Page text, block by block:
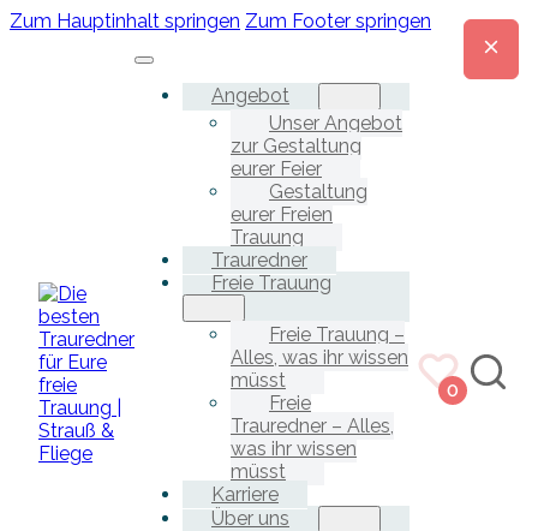
Zum Hauptinhalt springen Zum Footer springen
Angebot
Unser Angebot
zur Gestaltung
eurer Feier
Gestaltung
eurer Freien
Trauung
Trauredner
Freie Trauung
Freie Trauung –
Alles, was ihr wissen
müsst
Freie
Trauredner – Alles,
was ihr wissen
müsst
Karriere
Über uns
0